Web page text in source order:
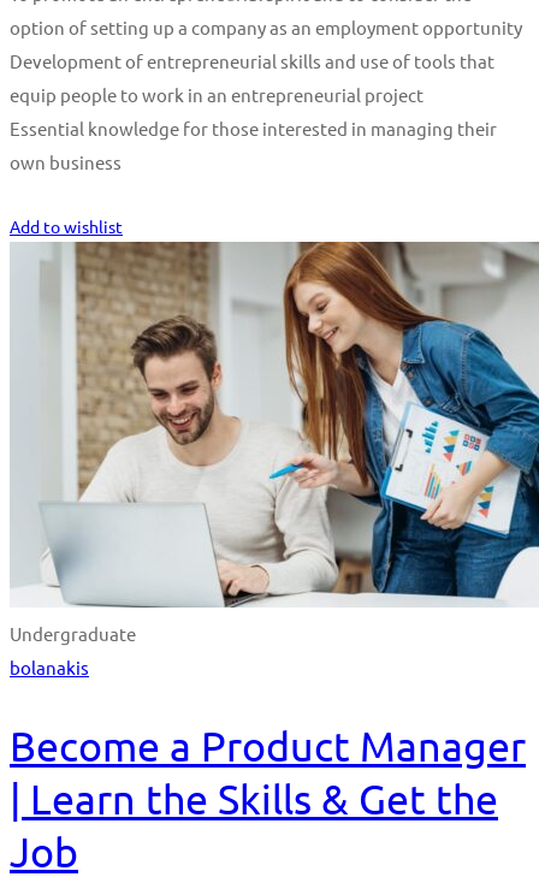
option of setting up a company as an employment opportunity
Development of entrepreneurial skills and use of tools that
equip people to work in an entrepreneurial project
Essential knowledge for those interested in managing their
own business
Add to wishlist
Undergraduate
bolanakis
Become a Product Manager
| Learn the Skills & Get the
Job